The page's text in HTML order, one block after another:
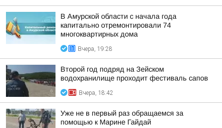
В Амурской области с начала года
капитально отремонтировали 74
многоквартирных дома
Вчера, 19:28
Второй год подряд на Зейском
водохранилище проходит фестиваль сапов
Вчера, 18:42
Уже не в первый раз обращаемся за
помощью к Марине Гайдай